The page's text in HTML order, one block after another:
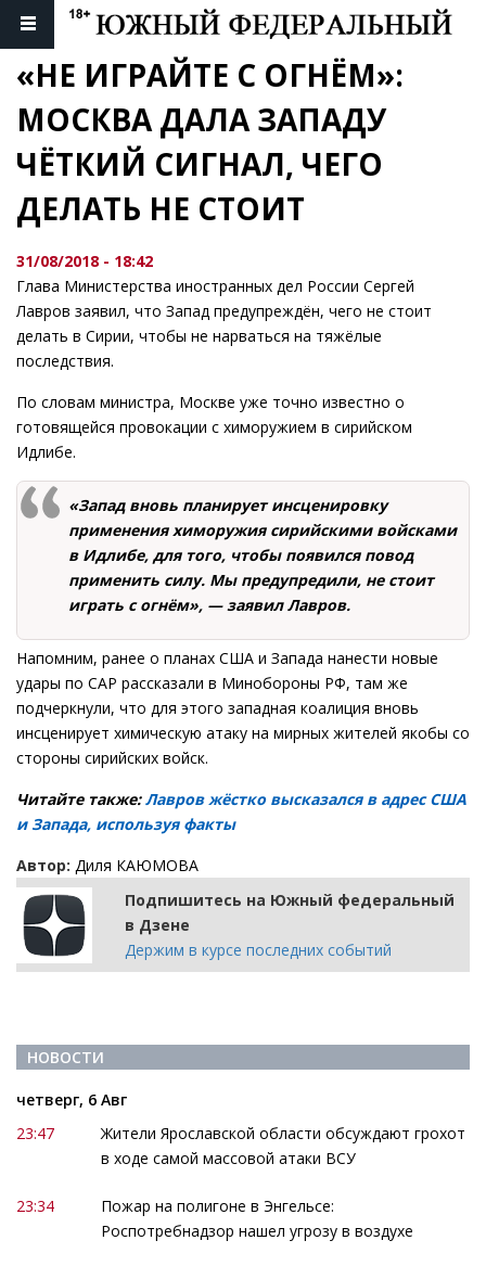
«НЕ ИГРАЙТЕ С ОГНЁМ»:
МОСКВА ДАЛА ЗАПАДУ
ЧЁТКИЙ СИГНАЛ, ЧЕГО
ДЕЛАТЬ НЕ СТОИТ
31/08/2018 - 18:42
Глава Министерства иностранных дел России Сергей
Лавров заявил, что Запад предупреждён, чего не стоит
делать в Сирии, чтобы не нарваться на тяжёлые
последствия.
По словам министра, Москве уже точно известно о
готовящейся провокации с химоружием в сирийском
Идлибе.
«Запад вновь планирует инсценировку
применения химоружия сирийскими войсками
в Идлибе, для того, чтобы появился повод
применить силу. Мы предупредили, не стоит
играть с огнём», — заявил Лавров.
Напомним, ранее о планах США и Запада нанести новые
удары по CAP рассказали в Минобороны РФ, там же
подчеркнули, что для этого западная коалиция вновь
инсценирует химическую атаку на мирных жителей якобы со
стороны сирийских войск.
Читайте также:Лавров жёстко высказался в адрес США
и Запада, используя факты
Автор: Диля КАЮМОВА
Подпишитесь на Южный федеральный
в Дзене
Держим в курсе последних событий
НОВОСТИ
четверг, 6 Авг
23:47
Жители Ярославской области обсуждают грохот
в ходе самой массовой атаки ВСУ
23:34
Пожар на полигоне в Энгельсе:
Роспотребнадзор нашел угрозу в воздухе